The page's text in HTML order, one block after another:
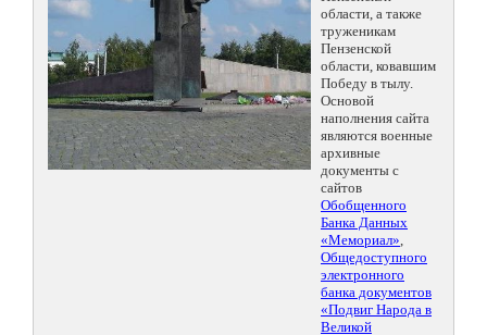
области, а также
труженикам
Пензенской
области, ковавшим
Победу в тылу.
Основой
наполнения сайта
являются военные
архивные
документы с
сайтов
Обобщенного
Банка Данных
«Мемориал»,
Общедоступного
электронного
банка документов
«Подвиг Народа в
Великой